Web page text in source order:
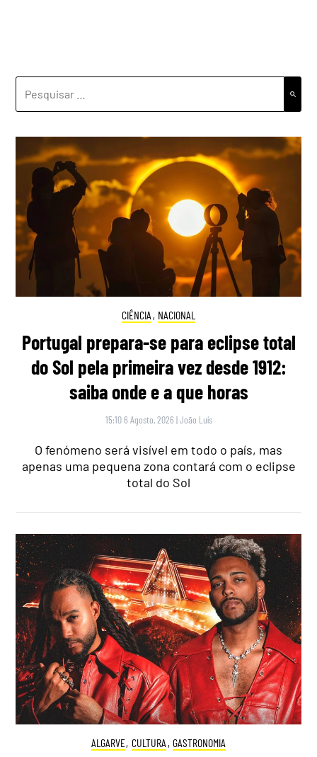
POR:
CIÊNCIA , NACIONAL
Portugal prepara-se para eclipse total
do Sol pela primeira vez desde 1912:
saiba onde e a que horas
15:10 6 Agosto, 2026 |João Luís
O fenómeno será visível em todo o país, mas
apenas uma pequena zona contará com o eclipse
total do Sol
ALGARVE, CULTURA , GASTRONOMIA